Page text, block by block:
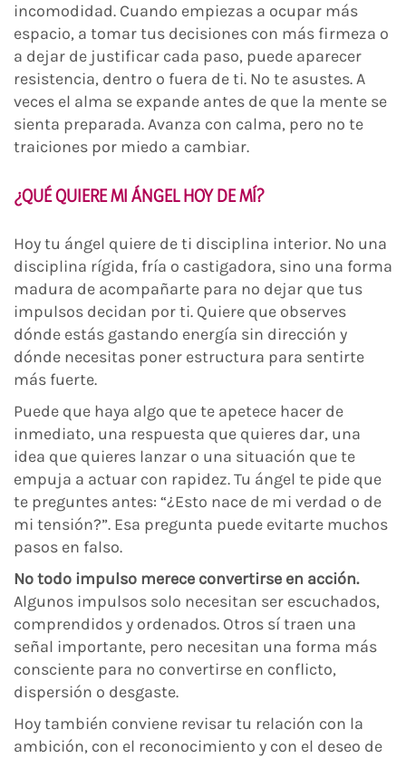
incomodidad. Cuando empiezas a ocupar más
espacio, a tomar tus decisiones con más firmeza o
a dejar de justificar cada paso, puede aparecer
resistencia, dentro o fuera de ti. No te asustes. A
veces el alma se expande antes de que la mente se
sienta preparada. Avanza con calma, pero no te
traiciones por miedo a cambiar.
¿QUÉ QUIERE MI ÁNGEL HOY DE MÍ?
Hoy tu ángel quiere de ti disciplina interior. No una
disciplina rígida, fría o castigadora, sino una forma
madura de acompañarte para no dejar que tus
impulsos decidan por ti. Quiere que observes
dónde estás gastando energía sin dirección y
dónde necesitas poner estructura para sentirte
más fuerte.
Puede que haya algo que te apetece hacer de
inmediato, una respuesta que quieres dar, una
idea que quieres lanzar o una situación que te
empuja a actuar con rapidez. Tu ángel te pide que
te preguntes antes: “¿Esto nace de mi verdad o de
mi tensión?”. Esa pregunta puede evitarte muchos
pasos en falso.
No todo impulso merece convertirse en acción.
Algunos impulsos solo necesitan ser escuchados,
comprendidos y ordenados. Otros sí traen una
señal importante, pero necesitan una forma más
consciente para no convertirse en conflicto,
dispersión o desgaste.
Hoy también conviene revisar tu relación con la
ambición, con el reconocimiento y con el deseo de